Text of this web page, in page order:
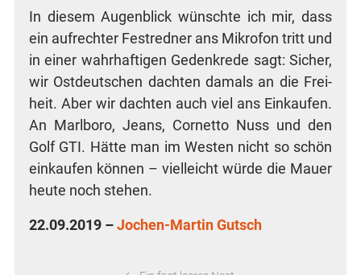
In die­sem Augen­blick wünsch­te ich mir, dass
ein auf­rech­ter Fest­red­ner ans Mikro­fon tritt und
in einer wahr­haf­ti­gen Gedenk­re­de sagt: Sicher,
wir Ost­deut­schen dach­ten damals an die Frei­
heit. Aber wir dach­ten auch viel ans Ein­kau­fen.
An Marl­bo­ro, Jeans, Cor­net­to Nuss und den
Golf GTI. Hät­te man im Wes­ten nicht so schön
ein­kau­fen kön­nen – viel­leicht wür­de die Mau­er
heu­te noch stehen.
22.09.2019 –Jochen-Mar­tin Gutsch